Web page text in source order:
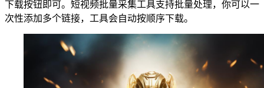
下载按钮即可。短视频批量采集工具支持批量处理，你可以一
次性添加多个链接，工具会自动按顺序下载。